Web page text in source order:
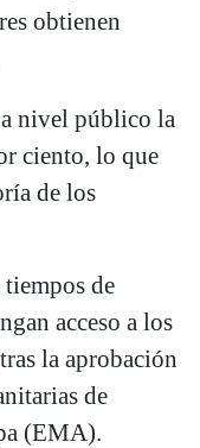
obtienen
nivel público la
ciento, lo que
de los
de
acceso a los
la aprobación
de
(EMA).